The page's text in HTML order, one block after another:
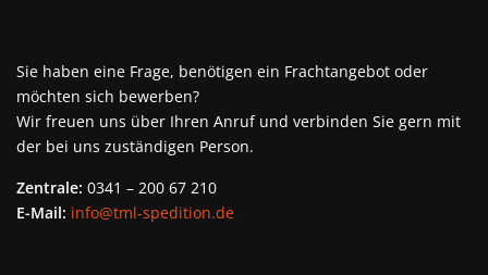
Sie haben eine Frage, benötigen ein Frachtangebot oder
möchten sich bewerben?
Wir freuen uns über Ihren Anruf und verbinden Sie gern mit
der bei uns zuständigen Person.
Zentrale: 0341 – 200 67 210
E-Mail: info@tml-spedition.de